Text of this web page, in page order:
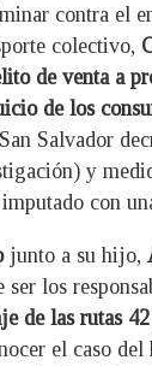
contra el
colectivo,
de venta a
de los
Salvador
y
con
junto a su hijo,
ser los
de las rutas
el caso